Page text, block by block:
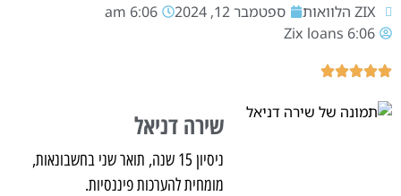
ZIX הלוואות ספטמבר 12, 2024
6:06 am
6:06
שירה דניאל
ניסיון 15 שנה, תואר שני בחשבונאות,
מומחית להערכות פיננסיות.